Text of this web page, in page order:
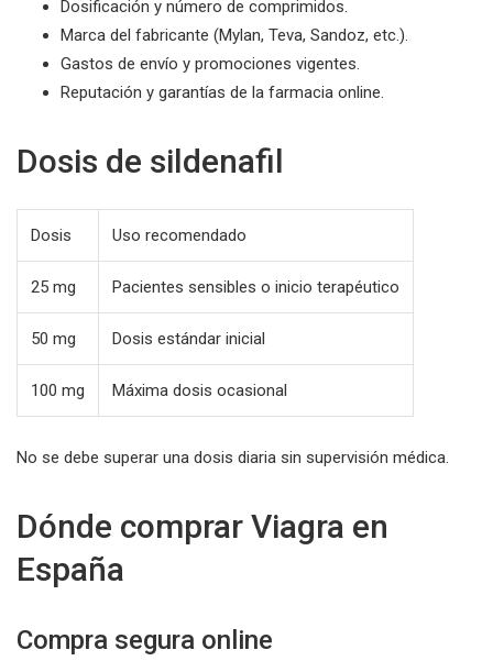
Dosificación y número de comprimidos.
Marca del fabricante (Mylan, Teva, Sandoz, etc.).
Gastos de envío y promociones vigentes.
Reputación y garantías de la farmacia online.
Dosis de sildenafil
Dosis Uso recomendado
25 mg Pacientes sensibles o inicio terapéutico
50 mg Dosis estándar inicial
100 mg Máxima dosis ocasional
No se debe superar una dosis diaria sin supervisión médica.
Dónde comprar Viagra en
España
Compra segura online